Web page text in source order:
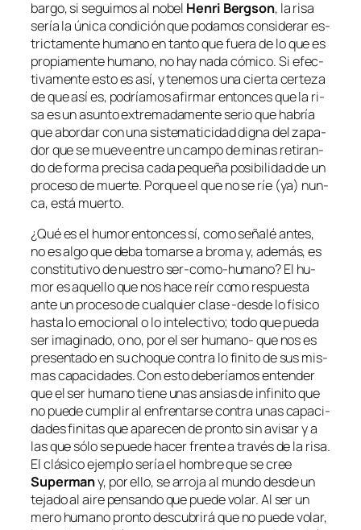
bar­go, si se­gui­mos al no­bel Henri Bergson, la ri­sa
se­ría la úni­ca con­di­ción que po­da­mos con­si­de­rar es­
tric­ta­men­te hu­mano en tan­to quefue­ra de lo que es
pro­pia­men­te hu­mano, no hay na­da có­mi­co. Si efec­
ti­va­men­te es­to es así, y te­ne­mos una cier­ta cer­te­za
de que así es, po­dría­mos afir­mar en­ton­ces que la ri­
sa es un asun­to ex­tre­ma­da­men­te se­rio que ha­bría
que abor­dar con una sis­te­ma­ti­ci­dad dig­na del za­pa­
dor que se mue­ve en­tre un cam­po de mi­nas re­ti­ran­
do de for­ma pre­ci­sa ca­da pe­que­ña po­si­bi­li­dad de un
pro­ce­so de muer­te. Porque el que no se ríe (ya) nun­
ca, es­tá muerto.
¿Qué es el hu­mor en­ton­ces sí, co­mo se­ña­lé an­tes,
no es al­go que de­ba to­mar­se a bro­ma y, ade­más, es
cons­ti­tu­ti­vo de nues­tro ser-como-humano? El hu­
mor es aque­llo que nos ha­ce reír co­mo res­pues­ta
an­te un pro­ce­so de cual­quier cla­se ‑des­de lo fí­si­co
has­ta lo emo­cio­nal o lo in­te­lec­ti­vo; to­do que pue­da
ser ima­gi­na­do, o no, por el ser humano- que nos es
pre­sen­ta­do en su cho­que con­tra lo fi­ni­to de sus mis­
mas ca­pa­ci­da­des. Con es­to de­be­ría­mos en­ten­der
que el ser hu­mano tie­ne unas an­sias de in­fi­ni­to que
no pue­de cum­plir al en­fren­tar­se con­tra unas ca­pa­ci­
da­des fi­ni­tas que apa­re­cen de pron­to sin avi­sar y a
las que só­lo se pue­de ha­cer fren­te a tra­vés de la ri­sa.
El clá­si­co ejem­plo se­ría el hom­bre que se cree
Supermany, por ello, searro­ja al mun­dodes­de un
te­ja­do al ai­re pen­san­do que pue­de vo­lar. Al ser un
me­ro hu­mano pron­to des­cu­bri­rá que no pue­de vo­lar,